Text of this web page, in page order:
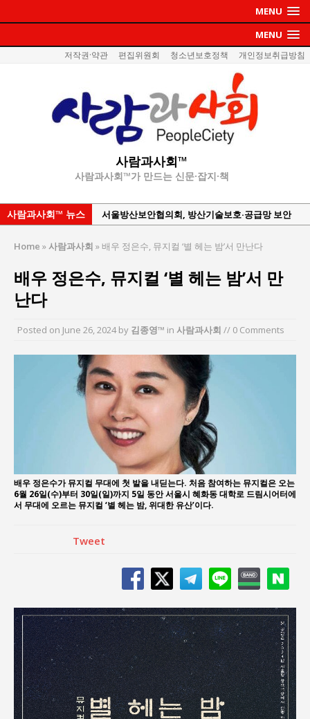
MENU
MENU
저작권·약관 편집위원회 청소년보호정책 개인정보취급방침
사람과사회™
사람과사회™가 만드는 신문·잡지·책
사람과사회™ 뉴스
서울방산보안협의회, 방산기술보호·공급망 보안
서효석 충청향우회중앙회 총재 취임 논란 확산
지방의회 공약은 ‘빛 좋은 개살구’인가?
현”
김종대, “현대전, 강한 군대도 약해질 수 있다”
이홍원 작가, 생활문화상품 4종 판매
통일 지향 2국가론: 한반도 평화의 새로운 길
강산건설 박재윤 강제추행 사건, 무엇이 문제인가?
한국지방재정공제회, 2026년 정기 승진 인사 발표
Home »사람과사회 » 배우 정은수, 뮤지컬 ‘별 헤는 밤’서 만난다
배우 정은수, 뮤지컬 ‘별 헤는 밤’서 만
난다
Posted on June 26, 2024by 김종영™ in 사람과사회 // 0 Comments
배우 정은수가 뮤지컬 무대에 첫 발을 내딛는다. 처음 참여하는 뮤지컬은 오는
6월 26일(수)부터 30일(일)까지 5일 동안 서울시 혜화동 대학로 드림시어터에
서 무대에 오르는 뮤지컬 ‘별 헤는 밤, 위대한 유산’이다.
Tweet